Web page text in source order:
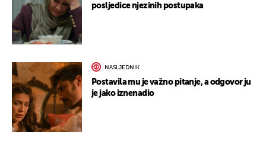
posljedice njezinih postupaka
NASLJEDNIK
Postavila mu je važno pitanje, a odgovor ju
je jako iznenadio